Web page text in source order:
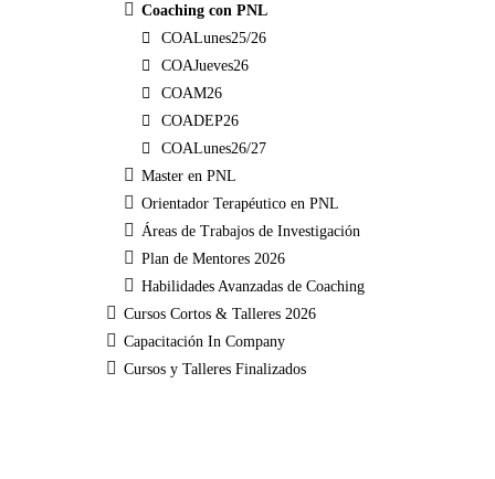
Coaching con PNL
COALunes25/26
COAJueves26
COAM26
COADEP26
COALunes26/27
Master en PNL
Orientador Terapéutico en PNL
Áreas de Trabajos de Investigación
Plan de Mentores 2026
Habilidades Avanzadas de Coaching
Cursos Cortos & Talleres 2026
Capacitación In Company
Cursos y Talleres Finalizados